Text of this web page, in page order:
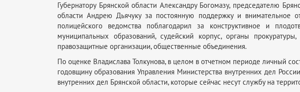
Губернатору Брянской области Александру Богомазу, председателю
области Андрею Дьячуку за постоянную поддержку и внимательное
полицейского ведомства поблагодарил за конструктивное и
муниципальных образований, судейский корпус, органы
правозащитные организации, общественные объединения.
По оценке Владислава Толкунова, в целом в отчетном периоде личный
годовщину образования Управления Министерства внутренних дел
внутренних дел Брянской области, которые сейчас несут службу на